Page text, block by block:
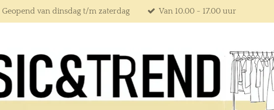
Geopend van dinsdag t/m zaterdag Van 10.00 - 17.00 uur